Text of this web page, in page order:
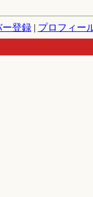
ー登録| プロフィー